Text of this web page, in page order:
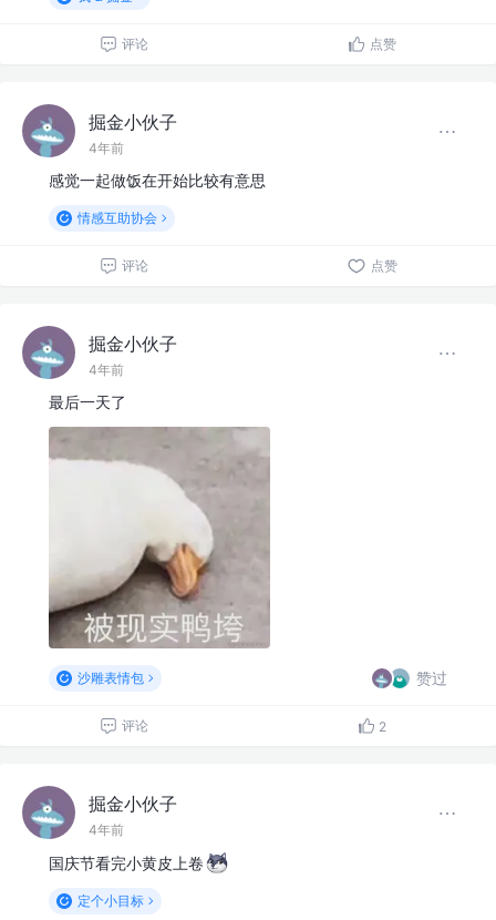
评论 点赞
掘金小伙子
4年前
感觉一起做饭在开始比较有意思
情感互助协会
评论 点赞
掘金小伙子
4年前
最后一天了
沙雕表情包 赞过
评论 2
掘金小伙子
4年前
国庆节看完小黄皮上卷
定个小目标